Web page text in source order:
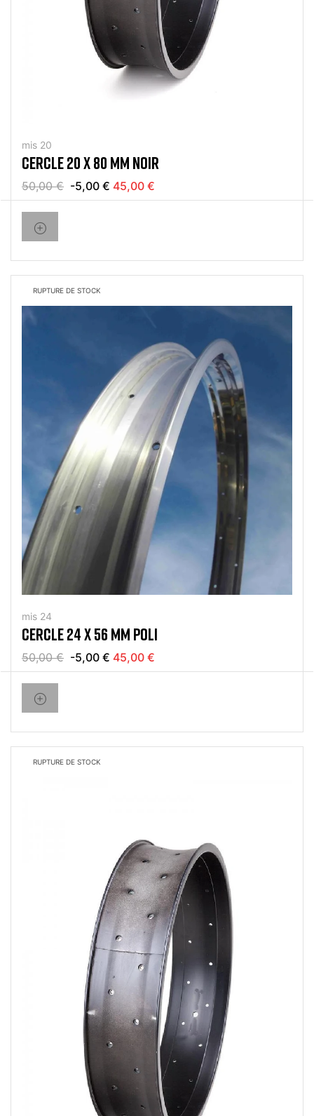
mis 20
CERCLE 20 X 80 MM NOIR
50,00 € -5,00 € 45,00 €
RUPTURE DE STOCK
mis 24
CERCLE 24 X 56 MM POLI
50,00 € -5,00 € 45,00 €
RUPTURE DE STOCK